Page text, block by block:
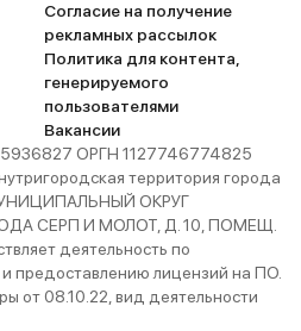
Согласие на получение
рекламных рассылок
Политика для контента,
генерируемого
пользователями
Вакансии
ОРГН 1127746774825
территория города
ОКРУГ
СЕРП И МОЛОТ, Д. 10, ПОМЕЩ.
деятельность по
предоставлению лицензий на ПО.
от 08.10.22, вид деятельности